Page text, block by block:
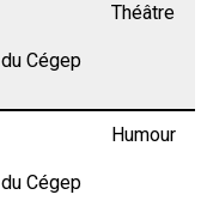
Cégep
Théâtre
Cégep
Humour